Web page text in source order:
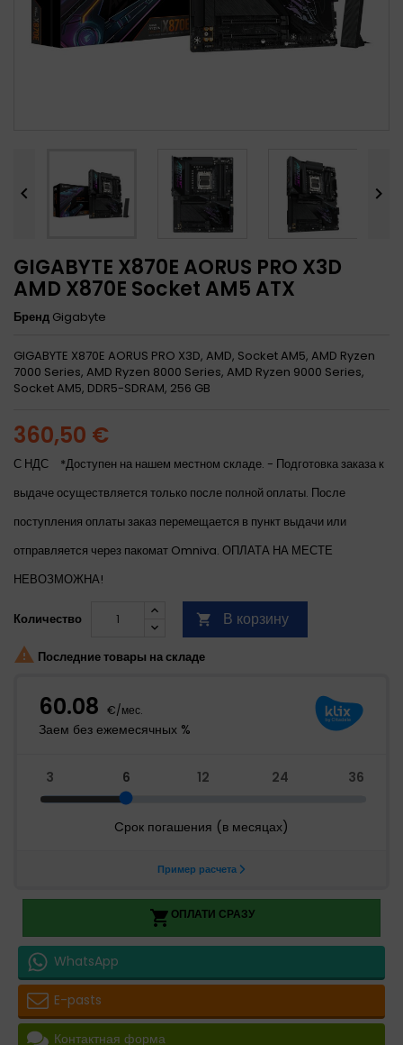
 
GIGABYTE X870E AORUS PRO X3D
AMD X870E Socket AM5 ATX
Бренд Gigabyte
GIGABYTE X870E AORUS PRO X3D, AMD, Socket AM5, AMD Ryzen
7000 Series, AMD Ryzen 8000 Series, AMD Ryzen 9000 Series,
Socket AM5, DDR5-SDRAM, 256 GB
360,50 €
С НДС
*Доступен на нашем местном складе. - Подготовка заказа к
выдаче осуществляется только после полной оплаты. После
поступления оплаты заказ перемещается в пункт выдачи или
отправляется через пакомат Omniva. ОПЛАТА НА МЕСТЕ
НЕВОЗМОЖНА!
Количество  В корзину
 Последние товары на складе
ОПЛАТИ СРАЗУ
WhatsApp
E-pasts
Контактная форма